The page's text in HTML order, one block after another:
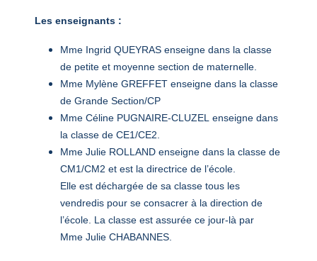
Les enseignants :
Mme Ingrid QUEYRAS enseigne dans la classe
de petite et moyenne section de maternelle.
Mme Mylène GREFFET enseigne dans la classe
de Grande Section/CP
Mme Céline PUGNAIRE-CLUZEL enseigne dans
la classe de CE1/CE2.
Mme Julie ROLLAND enseigne dans la classe de
CM1/CM2 et est la directrice de l’école.
Elle est déchargée de sa classe tous les
vendredis pour se consacrer à la direction de
l’école. La classe est assurée ce jour-là par
Mme Julie CHABANNES.